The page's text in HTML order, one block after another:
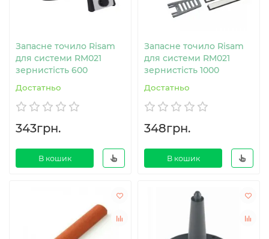
Запасне точило Risam
для системи RM021
зернистість 600
Достатньо
343грн.
В кошик
Запасне точило Risam
для системи RM021
зернистість 1000
Достатньо
348грн.
В кошик